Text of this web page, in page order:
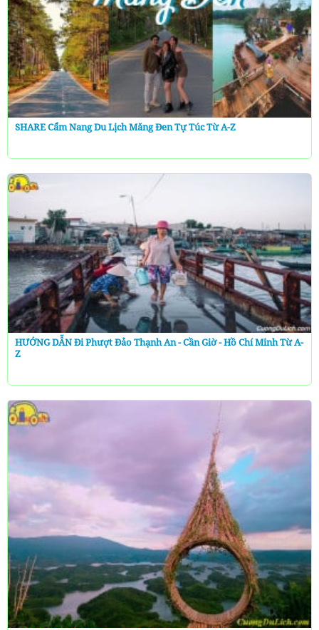
SHARE Cẩm Nang Du Lịch Măng Đen Tự Túc Từ A-Z
HƯỚNG DẪN Đi Phượt Đảo Thạnh An - Cần Giờ - Hồ Chí Minh Từ A-
Z